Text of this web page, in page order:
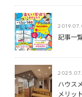
記事一
ハウス
メリット